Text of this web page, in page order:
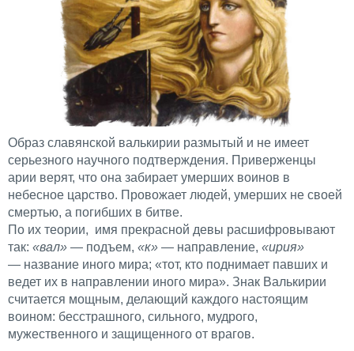
Образ славянской валькирии размытый и не имеет
серьезного научного подтверждения. Приверженцы
арии верят, что она забирает умерших воинов в
небесное царство. Провожает людей, умерших не своей
смертью, а погибших в битве.
По их теории, имя прекрасной девы расшифровывают
так: «вал» — подъем, «к» — направление, «ирия»
— название иного мира; «тот, кто поднимает павших и
ведет их в направлении иного мира». Знак Валькирии
считается мощным, делающий каждого настоящим
воином: бесстрашного, сильного, мудрого,
мужественного и защищенного от врагов.